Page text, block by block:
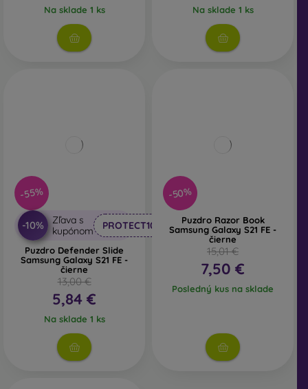
Na sklade 1 ks Na sklade 1 ks
-55%
-10%
Zľava s
kupónom
PROTECT10
Puzdro Defender Slide
Samsung Galaxy S21 FE -
čierne
13,00 €
5,84 €
Na sklade 1 ks
-50%
Puzdro Razor Book
Samsung Galaxy S21 FE -
čierne
15,01 €
7,50 €
Posledný kus na sklade